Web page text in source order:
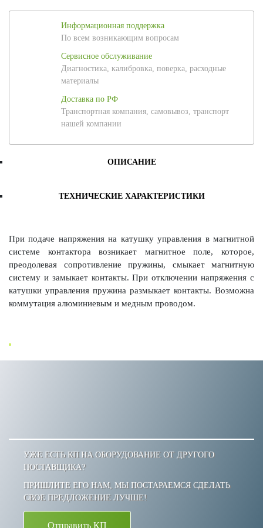
Информационная поддержка
По всем возникающим вопросам
Сервисное обслуживание
Диагностика, калибровка, поверка, расходные
материалы
Доставка по РФ
Транспортная компания, самовывоз, транспорт
нашей компании
УЖЕ ЕСТЬ КП НА ОБОРУДОВАНИЕ ОТ ДРУГОГО
ПОСТАВЩИКА?
ПРИШЛИТЕ ЕГО НАМ, МЫ ПОСТАРАЕМСЯ СДЕЛАТЬ
СВОЕ ПРЕДЛОЖЕНИЕ ЛУЧШЕ!
Отправить КП
ОПИСАНИЕ
ТЕХНИЧЕСКИЕ ХАРАКТЕРИСТИКИ
При подаче напряжения на катушку управления в магнитной
системе контактора возникает магнитное поле, которое,
преодолевая сопротивление пружины, смыкает магнитную
систему и замыкает контакты. При отключении напряжения с
катушки управления пружина размыкает контакты. Возможна
коммутация алюминиевым и медным проводом.